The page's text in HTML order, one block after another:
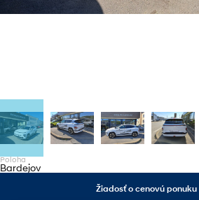
Poloha
Bardejov
Žiadosť o cenovú ponuku